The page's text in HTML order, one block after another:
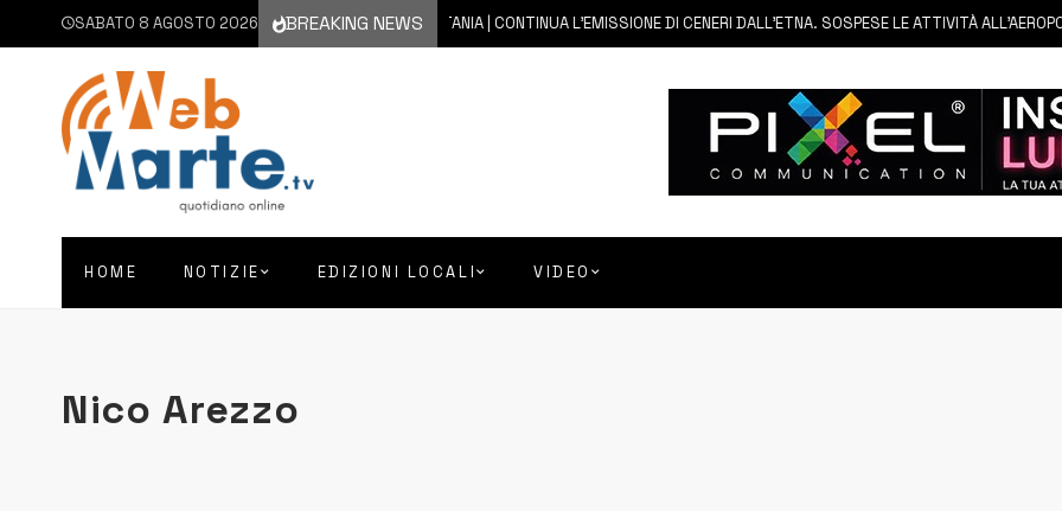
SABATO 8 AGOSTO 2026 BREAKING NEWS
8 AGOSTO 2026 CATANIA | CONTINUA L’EMISSIONE DI CENERI DALL’ETNA. SOSPESE LE ATTIVITÀ
HOME NOTIZIE EDIZIONI LOCALI VIDEO
Nico Arezzo